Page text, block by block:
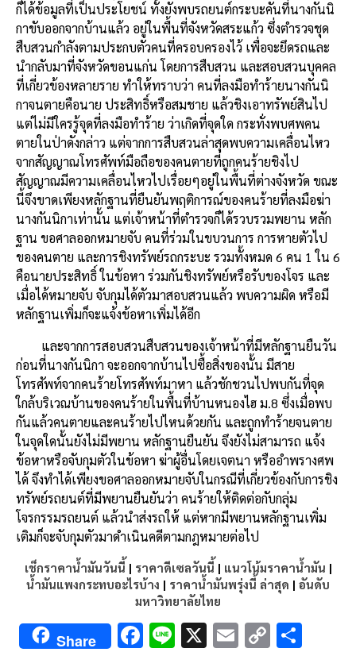
ก็ได้ข้อมูลที่เป็นประโยชน์ ทั้งยังพบรถยนต์กระบะคันที่นางกันนิ
กาขับออกจากบ้านแล้ว อยู่ในพื้นที่จังหวัดสระแก้ว ซึ่งตำรวจชุด
สืบสวนกำลังตามประกบตัวคนที่ครอบครองไว้ เพื่อจะยึดรถและ
นำกลับมาที่จังหวัดขอนแก่น โดยการสืบสวน และสอบสวนบุคคล
ที่เกี่ยวข้องหลายราย ทำให้ทราบว่า คนที่ลงมือทำร้ายนางกันนิ
กาจนตายคือนาย ประสิทธิ์หรือสมชาย แล้วชิงเอาทรัพย์สินไป
แต่ไม่มีใครรู้จุดที่ลงมือทำร้าย ว่าเกิดที่จุดใด กระทั่งพบศพคน
ตายในป่าดังกล่าว แต่จากการสืบสวนล่าสุดพบความเคลื่อนไหว
จากสัญญาณโทรศัพท์มือถือของคนตายที่ถูกคนร้ายชิงไป
สัญญาณมีความเคลื่อนไหวไปเรื่อยๆอยู่ในพื้นที่ต่างจังหวัด ขณะ
นี้จึงขาดเพียงหลักฐานที่ยืนยันพฤติการณ์ของคนร้ายที่ลงมือฆ่า
นางกันนิกาเท่านั้น แต่เจ้าหน้าที่ตำรวจก็ได้รวบรวมพยาน หลัก
ฐาน ขอศาลออกหมายจับ คนที่ร่วมในขบวนการ การหายตัวไป
ของคนตาย และการชิงทรัพย์รถกระบะ รวมทั้งหมด 6 คน 1 ใน 6
คือนายประสิทธิ์ ในข้อหา ร่วมกันชิงทรัพย์หรือรับของโจร และ
เมื่อได้หมายจับ จับกุมได้ตัวมาสอบสวนแล้ว พบความผิด หรือมี
หลักฐานเพิ่มก็จะแจ้งข้อหาเพิ่มได้อีก
และจากการสอบสวนสืบสวนของเจ้าหน้าที่มีหลักฐานยืนวัน
ก่อนที่นางกันนิกา จะออกจากบ้านไปซื้อสิ่งของนั้น มีสาย
โทรศัพท์จากคนร้ายโทรศัพท์มาหา แล้วชักชวนไปพบกันที่จุด
ใกล้บริเวณบ้านของคนร้ายในพื้นที่บ้านหนองไฮ ม.8 ซึ่งเมื่อพบ
กันแล้วคนตายและคนร้ายไปไหนด้วยกัน และถูกทำร้ายจนตาย
ในจุดใดนั้นยังไม่มีพยาน หลักฐานยืนยัน จึงยังไม่สามารถ แจ้ง
ข้อหาหรือจับกุมตัวในข้อหา ฆ่าผู้อื่นโดยเจตนา หรืออำพรางศพ
ได้ จึงทำได้เพียงขอศาลออกหมายจับในกรณีที่เกี่ยวข้องกับการชิง
ทรัพย์รถยนต์ที่มีพยานยืนยันว่า คนร้ายให้ติดต่อกับกลุ่ม
โจรกรรมรถยนต์ แล้วนำส่งรถให้ แต่หากมีพยานหลักฐานเพิ่ม
เติมก็จะจับกุมตัวมาดำเนินคดีตามกฎหมายต่อไป
เช็กราคาน้ำมันวันนี้ | ราคาดีเซลวันนี้ | แนวโน้มราคาน้ำมัน |
น้ำมันแพงกระทบอะไรบ้าง | ราคาน้ำมันพรุ่งนี้ ล่าสุด | อันดับ
มหาวิทยาลัยไทย
Share F Li X E C